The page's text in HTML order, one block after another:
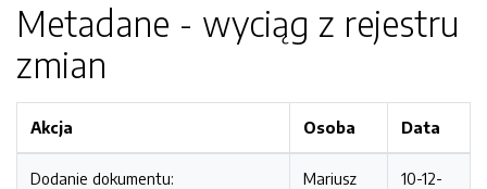
Metadane - wyciąg z rejestru
zmian
Akcja Osoba Data
Dodanie dokumentu:
Mariusz
10-12-